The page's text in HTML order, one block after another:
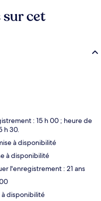
cet
: 15 h 00 ; heure de
h 30.
à disponibilité
à disponibilité
l'enregistrement : 21 ans
à disponibilité